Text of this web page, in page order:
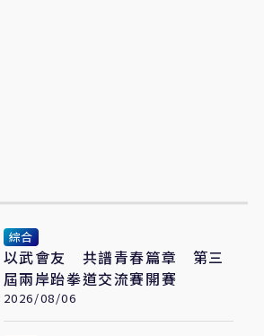
綜合
以武會友 共譜青春篇章 第三
屆兩岸跆拳道交流賽開賽
2026/08/06